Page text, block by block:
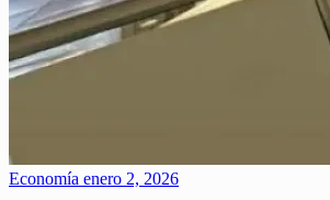
Economía enero 2, 2026